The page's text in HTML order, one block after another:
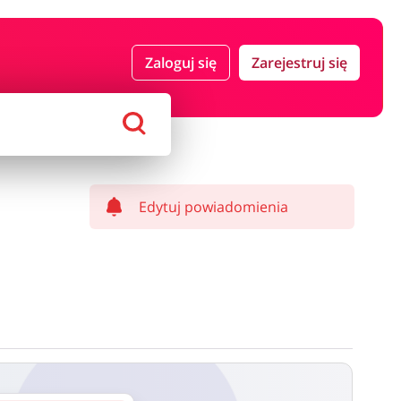
Zaloguj się Zarejestruj się
Edytuj powiadomienia
oraz może być naliczony od kwoty zamówienia